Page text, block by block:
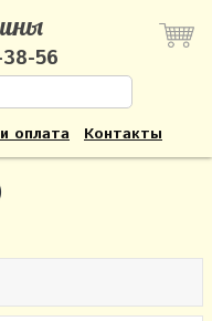
56
оплата Контакты